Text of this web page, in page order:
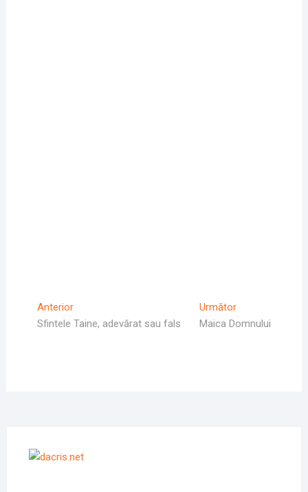
Navigare
în
AnteriorArticolul
Anterior
Sfintele Taine, adevărat sau fals
UrmătorArticolul
Următor:
Maica Domnului